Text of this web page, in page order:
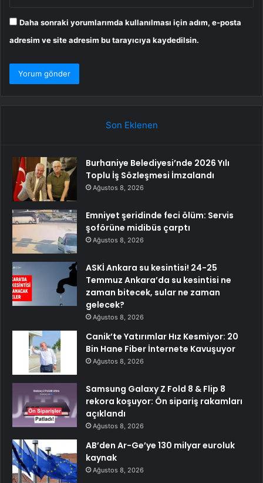
Daha sonraki yorumlarımda kullanılması için adım, e-posta
adresim ve site adresim bu tarayıcıya kaydedilsin.
Son Eklenen
Burhaniye Belediyesi’nde 2026 Yılı
Toplu İş Sözleşmesi İmzalandı
Ağustos 8, 2026
Emniyet şeridinde feci ölüm: Servis
şoförüne midibüs çarptı
Ağustos 8, 2026
ASKİ Ankara su kesintisi! 24-25
Temmuz Ankara’da su kesintisi ne
zaman bitecek, sular ne zaman
gelecek?
Ağustos 8, 2026
Canik’te Yatırımlar Hız Kesmiyor: 20
Bin Hane Fiber İnternete Kavuşuyor
Ağustos 8, 2026
Samsung Galaxy Z Fold 8 & Flip 8
rekora koşuyor: Ön sipariş rakamları
açıklandı
Ağustos 8, 2026
AB’den Ar-Ge’ye 130 milyar euroluk
kaynak
Ağustos 8, 2026